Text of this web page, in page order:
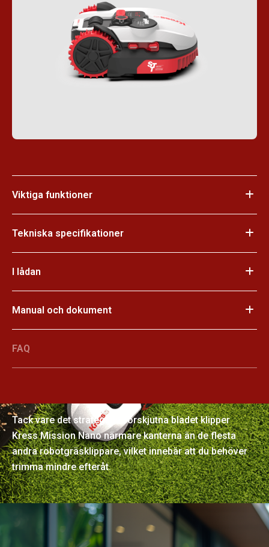
Viktiga funktioner
Tekniska specifikationer
I lådan
Manual och dokument
FAQ
Tack vare det strategiskt förskjutna bladet klipper
Kress Mission Nano närmare kanterna än de flesta
andra robotgräsklippare, vilket innebär att du behöver
trimma mindre efteråt.